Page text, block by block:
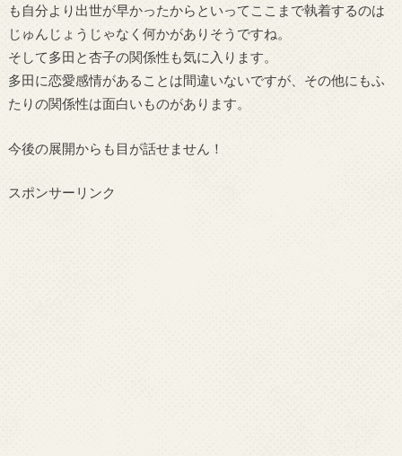
も自分より出世が早かったからといってここまで執着するのは
じゅんじょうじゃなく何かがありそうですね。
そして多田と杏子の関係性も気に入ります。
多田に恋愛感情があることは間違いないですが、その他にもふ
たりの関係性は面白いものがあります。
今後の展開からも目が話せません！
スポンサーリンク